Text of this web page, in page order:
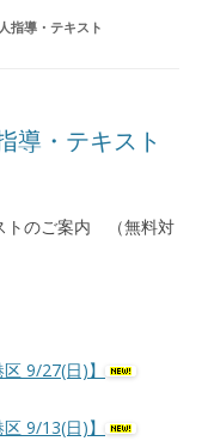
指導・テキスト
導・テキスト
トのご案内 （無料対
9/27(日)】
9/13(日)】